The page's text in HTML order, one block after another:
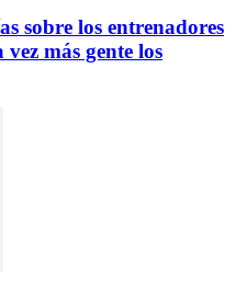
sobre los entrenadores
más gente los